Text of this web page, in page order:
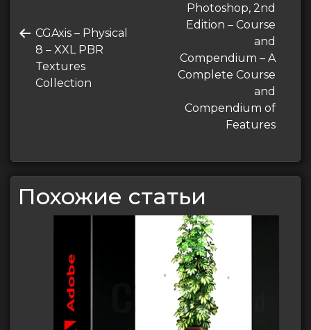
записям
Предыдущая
запись
CGAxis – Physical
8 – XXL PBR
Textures
Collection
запись
Photoshop, 2nd
Edition – Course
and
Compendium – A
Complete Course
and
Compendium of
Features
Похожие статьи